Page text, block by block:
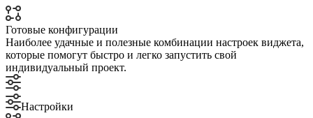
Готовые конфигурации
Наиболее удачные и полезные комбинации настроек виджета,
которые помогут быстро и легко запустить свой
индивидуальный проект.
Настройки